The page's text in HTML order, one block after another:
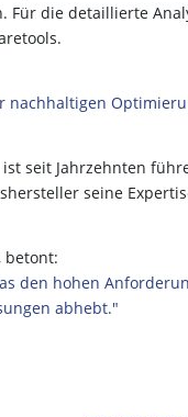
Für die detaillierte
nachhaltigen
seit Jahrzehnten
seine
betont:
den hohen
abhebt."